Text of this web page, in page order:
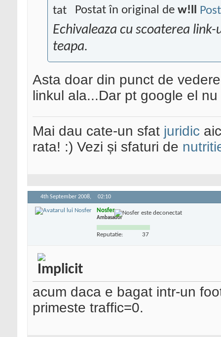
Postat în original de w!ll
Echivaleaza cu scoaterea
teapa.
Asta doar din punct de
linkul ala...Dar pt google el
Mai dau cate-un sfat juridic
rata! :) Vezi și sfaturi de
4th September 2008, 02:10
Nosfer
Ambasador
Reputatie: 37
acum daca e bagat intr-un
primeste traffic=0.